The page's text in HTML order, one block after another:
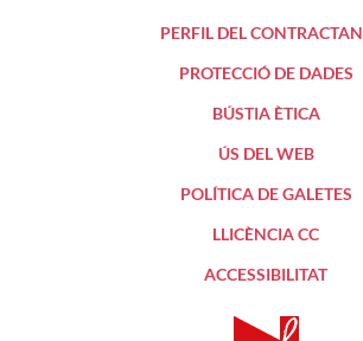
PERFIL DEL
PROTECCIÓ DE DADES
BÚSTIA ÈTICA
ÚS DEL WEB
POLÍTICA DE GALETES
LLICÈNCIA CC
ACCESSIBILITAT